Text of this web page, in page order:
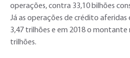
operações, contra 33,10 bilhões
Já as operações de crédito aferidas
3,47 trilhões e em 2018 o montante
trilhões.